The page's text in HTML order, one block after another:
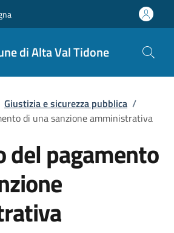
di Alta Val Tidone
Giustizia e sicurezza pubblica /
di una sanzione amministrativa
del pagamento